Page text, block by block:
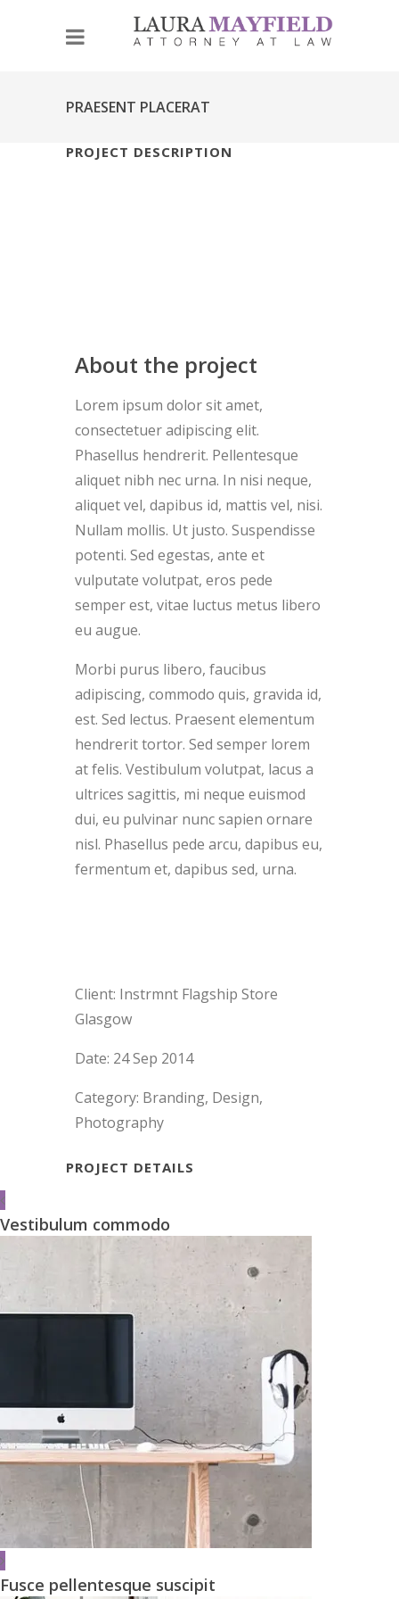
PRAESENT PLACERAT
PROJECT DESCRIPTION
About the project
Lorem ipsum dolor sit amet,
consectetuer adipiscing elit.
Phasellus hendrerit. Pellentesque
aliquet nibh nec urna. In nisi neque,
aliquet vel, dapibus id, mattis vel, nisi.
Nullam mollis. Ut justo. Suspendisse
potenti. Sed egestas, ante et
vulputate volutpat, eros pede
semper est, vitae luctus metus libero
eu augue.
Morbi purus libero, faucibus
adipiscing, commodo quis, gravida id,
est. Sed lectus. Praesent elementum
hendrerit tortor. Sed semper lorem
at felis. Vestibulum volutpat, lacus a
ultrices sagittis, mi neque euismod
dui, eu pulvinar nunc sapien ornare
nisl. Phasellus pede arcu, dapibus eu,
fermentum et, dapibus sed, urna.
Client: Instrmnt Flagship Store
Glasgow
Date: 24 Sep 2014
Category: Branding, Design,
Photography
PROJECT DETAILS
Vestibulum commodo
Fusce pellentesque suscipit